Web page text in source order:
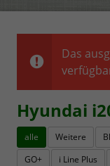
Das
Hyundai
alle Weitere
GO+
i Line Plus